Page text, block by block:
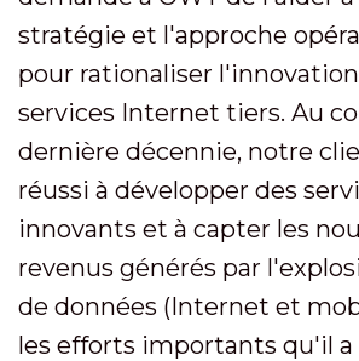
stratégie et l'approche
pour rationaliser
services Internet tiers. Au
dernière décennie, notre
réussi à développer des
innovants et à capter les
revenus générés par
de données (Internet et
les efforts importants qu'il a